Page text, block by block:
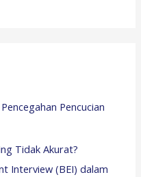
Pencucian
Tidak Akurat?
Interview (BEI) dalam